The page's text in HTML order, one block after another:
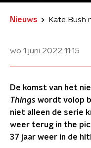
Nieuws
wo 1 juni 2022 11:15
De komst van het
Things wordt volop
niet alleen de serie
weer terug in the
37 jaar weer in de